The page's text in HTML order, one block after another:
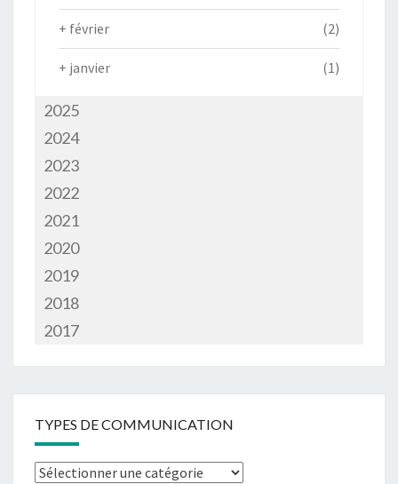
+ février (2)
+ janvier (1)
2025
2024
2023
2022
2021
2020
2019
2018
2017
TYPES DE COMMUNICATION
Types